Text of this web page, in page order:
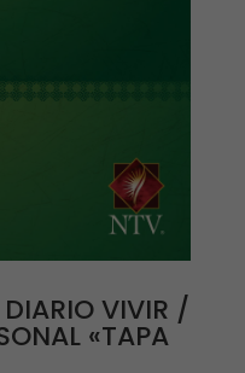
DIARIO VIVIR /
«TAPA